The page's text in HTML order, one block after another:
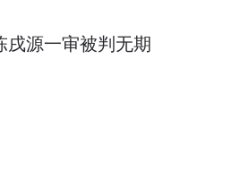
戌源一审被判无期